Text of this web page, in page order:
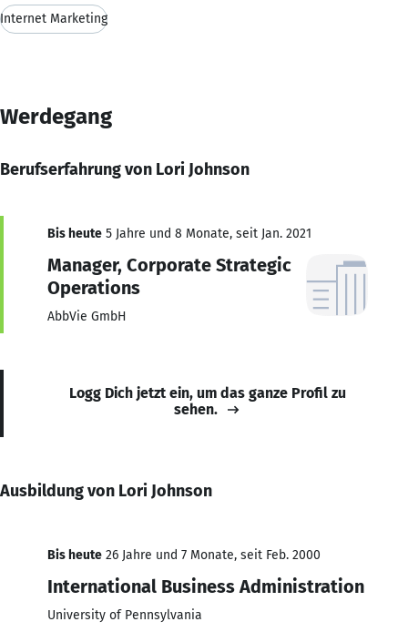
Internet Marketing
Werdegang
Berufserfahrung von Lori Johnson
Bis heute 5 Jahre und 8 Monate, seit Jan. 2021
Manager, Corporate Strategic
Operations
AbbVie GmbH
Logg Dich jetzt ein, um das ganze Profil zu
sehen.
Ausbildung von Lori Johnson
Bis heute 26 Jahre und 7 Monate, seit Feb. 2000
International Business Administration
University of Pennsylvania